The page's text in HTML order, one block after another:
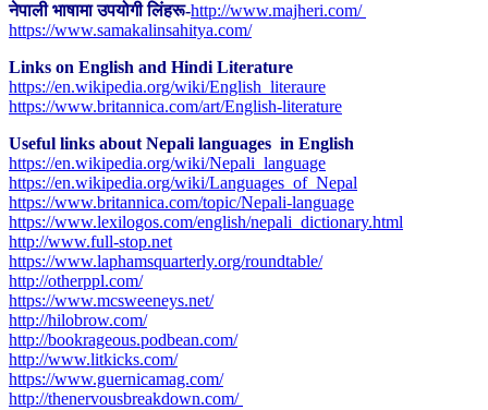
नेपाली भाषामा उपयोगी लिंहरू-http://www.majheri.com/
https://www.samakalinsahitya.com/
Links on English and Hindi Literature
https://en.wikipedia.org/wiki/English_literaure
https://www.britannica.com/art/English-literature
Useful links about Nepali languages in English
https://en.wikipedia.org/wiki/Nepali_language
https://en.wikipedia.org/wiki/Languages_of_Nepal
https://www.britannica.com/topic/Nepali-language
https://www.lexilogos.com/english/nepali_dictionary.html
​http://www.full-stop.net
https://www.laphamsquarterly.org/roundtable/
http://otherppl.com/
https://www.mcsweeneys.net/
http://hilobrow.com/
http://bookrageous.podbean.com/
http://www.litkicks.com/
https://www.guernicamag.com/
http://thenervousbreakdown.com/